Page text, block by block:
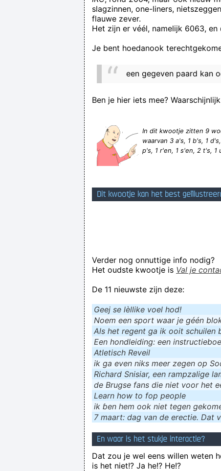
Een van de aspecten
slagzinnen, one-liners,
flauwe zever.
Het zijn er véél, namelijk 6063,
Je bent hoedanook
een gegeven paard kan
Ben je hier iets mee?
In dit kwootje zitten 9
waarvan 3 a's, 1 b's, 1
p's, 1 r'en, 1 s'en, 2 t's, 1
Dit kwootje kan het best
Verder nog onnuttige info nodig?
Het oudste kwootje is Val je
De 11 nieuwste zijn deze:
Geej se lèllike voel hod!
Noem een sport waar je géén
Als het regent ga ik ooit schuilen
Een hondleiding: een
Atletisch Reveil
ik ga even niks meer zegen op
Richard Snisiar, een rampzalige
de Brugse fans die niet voor het
Learn how to fop people
ik ɓen hem ook niet tegen
7 maart: dag van de erectie. Dat
En waar is het stukje interactie?
Dat zou je wel eens willen weten
is het niet!? Ja he!? He!?